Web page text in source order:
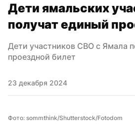
Дети ямальских
получат единый
Дети участников СВО с Ямала
проездной билет
23 декабря 2024
Фото: sommthink/Shutterstock/Fotodom